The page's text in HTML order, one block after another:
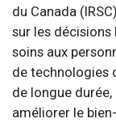
du Canada
sur les décisions
soins aux
de technologies
de longue
améliorer le